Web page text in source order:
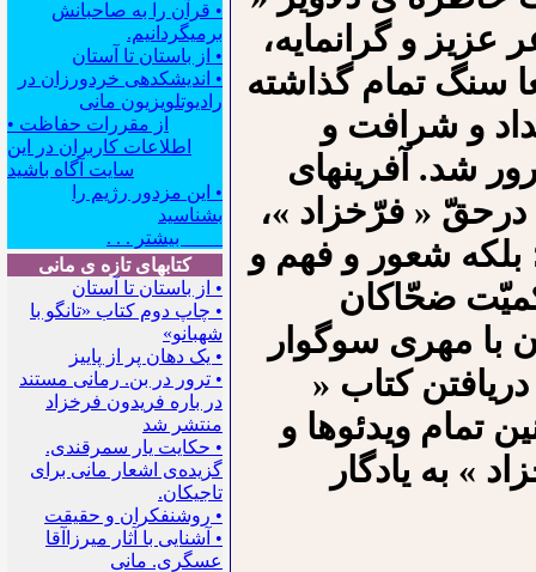
• قرآن را به صاحبانش
برمیگردانیم.
• از باستان تا آستان
• اندیشکده‍ی خردورزان در
رادیوتلویزیون مانی
• از مقررات حفاظت
اطلاعات کاربران در این
سایت آگاه باشید
• این مزدور رژیم را
بشناسید
بیشتر . . .
کتابهای تازه ی مانی
• از باستان تا آستان
• چاپ دوم کتاب «تانگو با
شهبانو»
• یک دهان پر از پاییز
• ترور در بن. رمانی مستند
در باره فریدون فرخزاد
منتشر شد
• حکایت یار سمرقندی.
گزیده‌ی اشعار مانی برای
تاجیکان.
• روشنفکران و حقیقت
• آشنایی با آثار میرزاآقا
عسگری. مانی
و گرانمایه،
سنگ تمام گذاشته
و شرافت و
شد. آفرینهای
درحقّ « فرّخزاد »،
بلکه شعور و فهم و
ضحّاکان
با مهری سوگوار
کتاب «
تمام ویدئوها و
» به یادگار